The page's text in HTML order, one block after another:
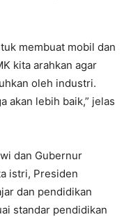
membuat mobil dan
kita arahkan agar
oleh industri.
akan lebih baik,” jelas
dan Gubernur
istri, Presiden
dan pendidikan
standar pendidikan